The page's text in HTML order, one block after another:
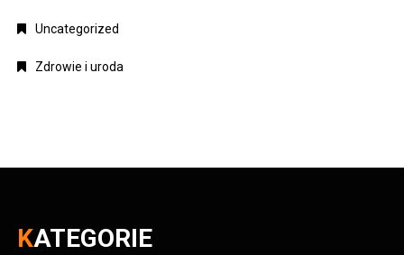
Uncategorized
Zdrowie i uroda
KATEGORIE